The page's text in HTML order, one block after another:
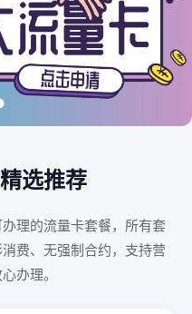
选推荐
理的流量卡套餐，所有套
费、无强制合约，支持营
办理。